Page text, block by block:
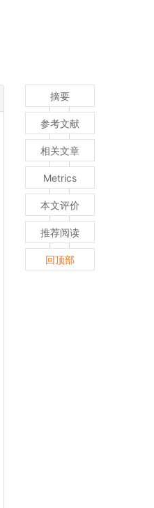
摘要
参考文献
相关文章
Metrics
本文评价
推荐阅读
回顶部